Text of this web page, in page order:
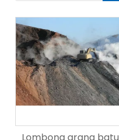
Lombong arang batu